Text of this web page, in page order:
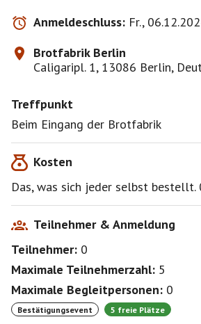
Anmeldeschluss: Fr.,
Brotfabrik Berlin
Caligaripl. 1, 13086 Berlin,
Treffpunkt
Beim Eingang der Brotfabrik
Kosten
Das, was sich jeder selbst bestellt.
Teilnehmer & Anmeldung
Teilnehmer: 0
Maximale Teilnehmerzahl: 5
Maximale Begleitpersonen: 0
Bestätigungsevent 5 freie Plätze